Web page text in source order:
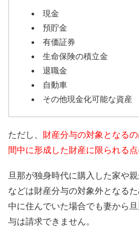
現金
預貯金
有価証券
生命保険の積立金
退職金
自動車
その他現金化可能な資産
ただし、 財産分与の対象となる
間中に形成した財産に限られる
旦那が独身時代に購入した家や
などは財産分与の対象外となる
中に住んでいた場合でも妻から
与は請求できません。